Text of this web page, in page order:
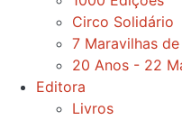
Circo Solidário
7 Maravilhas de
20 Anos - 22
Editora
Livros